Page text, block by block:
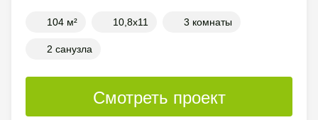
104 м² 10,8x11 3 комнаты
2 санузла
Смотреть проект